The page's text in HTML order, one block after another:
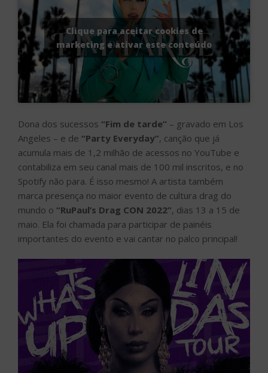
Clique para aceitar cookies de
marketing e ativar este conteúdo
Dona dos sucessos “Fim de tarde” – gravado em Los
Angeles – e de “Party Everyday”, canção que já
acumula mais de 1,2 milhão de acessos no YouTube e
contabiliza em seu canal mais de 100 mil inscritos, e no
Spotify não para. É isso mesmo! A artista também
marca presença no maior evento de cultura drag do
mundo o “RuPaul’s Drag CON 2022”, dias 13 a 15 de
maio. Ela foi chamada para participar de painéis
importantes do evento e vai cantar no palco principal!